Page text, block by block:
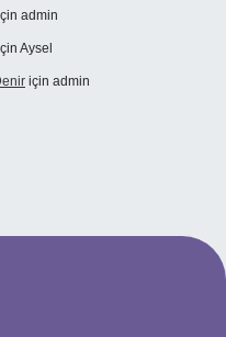
admin
Aysel
için admin